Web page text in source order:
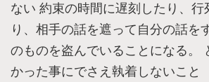
ない 約束の時間に遅刻したり、行
り、相手の話を遮って自分の話を
のものを盗んでいることになる。
かった事にでさえ執着しないこと